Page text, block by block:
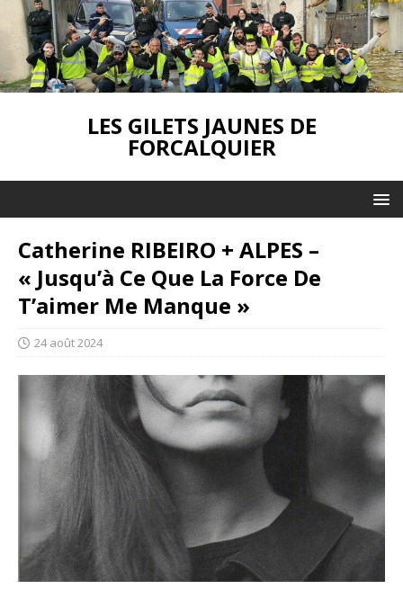
LES GILETS JAUNES DE
FORCALQUIER
Catherine RIBEIRO + ALPES –
« Jusqu’à Ce Que La Force De
T’aimer Me Manque »
24 août 2024